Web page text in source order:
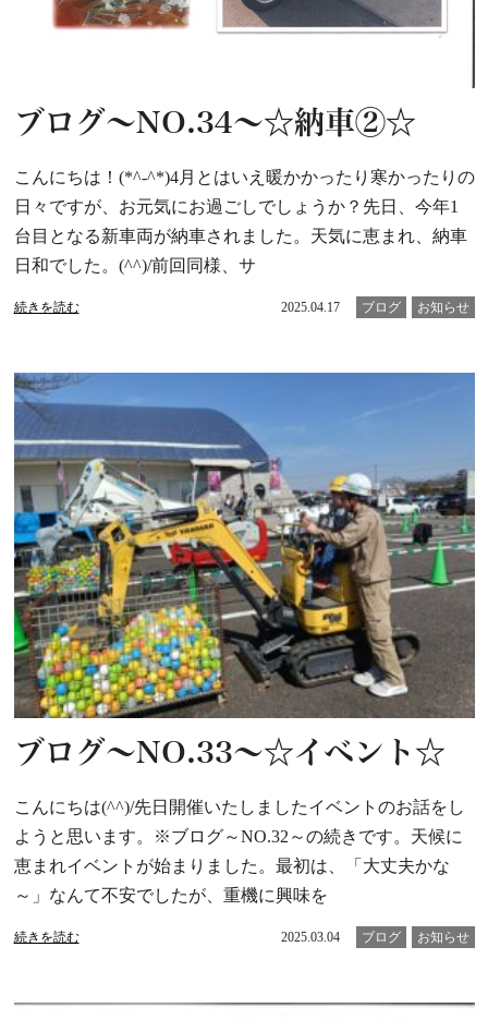
ブログ～NO.34～☆納車②☆
こんにちは！(*^-^*)4月とはいえ暖かかったり寒かったりの
日々ですが、お元気にお過ごしでしょうか？先日、今年1
台目となる新車両が納車されました。天気に恵まれ、納車
日和でした。(^^)/前回同様、サ
続きを読む 2025.04.17 ブログ お知らせ
ブログ～NO.33～☆イベント☆
こんにちは(^^)/先日開催いたしましたイベントのお話をし
ようと思います。※ブログ～NO.32～の続きです。天候に
恵まれイベントが始まりました。最初は、「大丈夫かな
～」なんて不安でしたが、重機に興味を
続きを読む 2025.03.04 ブログ お知らせ